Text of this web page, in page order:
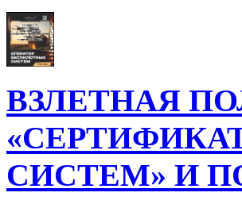
ВЗЛЕТНАЯ
СИСТЕМ» И